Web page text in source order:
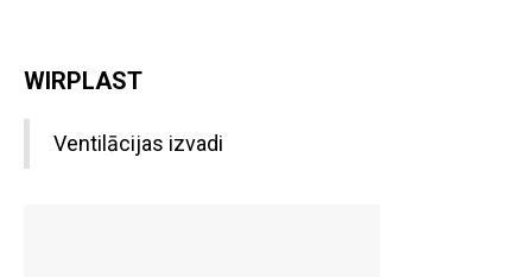
WIRPLAST
Ventilācijas izvadi